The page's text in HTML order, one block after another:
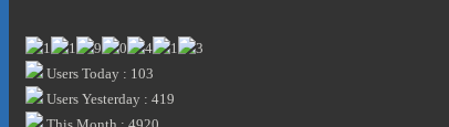
Users Today : 103
Users Yesterday : 419